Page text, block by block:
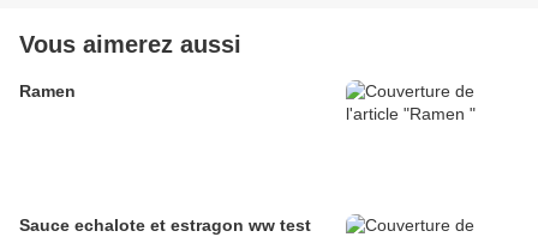
Vous aimerez aussi
Ramen
Sauce echalote et estragon ww test